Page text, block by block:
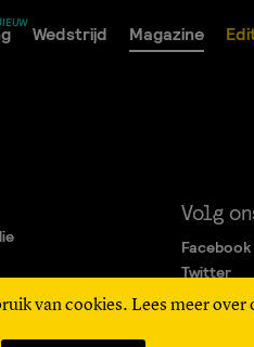
Wedstrijd Magazine
van cookies. Lees meer over
Volg
Facebook
Twitter
Instagram